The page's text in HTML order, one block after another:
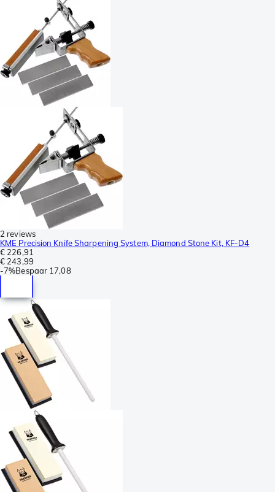
2 reviews
KME Precision Knife Sharpening System, Diamond Stone Kit, KF-D4
€ 226,91
€ 243,99
-7%Bespaar 17,08